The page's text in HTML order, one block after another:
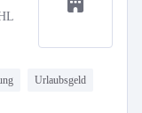
Urlaubsgeld